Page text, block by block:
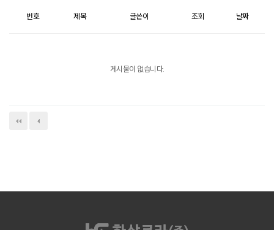
번호 제목 글쓴이 조회 날짜
게시물이 없습니다.